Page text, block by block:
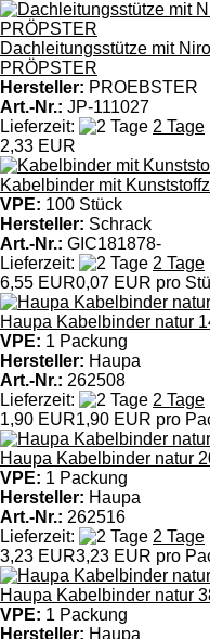
Dachleitungsstütze mit
PRÖPSTER
Hersteller: PROEBSTER
Art.-Nr.: JP-111027
Lieferzeit:
2 Tage
2,33 EUR
Kabelbinder mit
VPE: 100 Stück
Hersteller: Schrack
Art.-Nr.: GIC181878-
Lieferzeit:
2 Tage
6,55 EUR0,07 EUR pro
Haupa Kabelbinder natur
VPE: 1 Packung
Hersteller: Haupa
Art.-Nr.: 262508
Lieferzeit:
2 Tage
1,90 EUR1,90 EUR pro
Haupa Kabelbinder natur
VPE: 1 Packung
Hersteller: Haupa
Art.-Nr.: 262516
Lieferzeit:
2 Tage
3,23 EUR3,23 EUR pro
Haupa Kabelbinder natur
VPE: 1 Packung
Hersteller: Haupa